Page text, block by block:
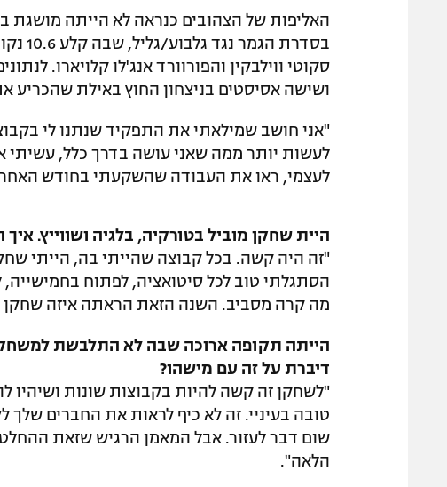
האליפות של הצהובים כנראה לא הייתה מושגת
ושישה אסיסטים בניצחון החוץ באילת
"אני חושב שמילאתי את התפקיד שנתנו לי
לעשות יותר ממה שאני עושה בדרך כלל, עשיתי
לעצמי, ראו את העבודה שהשקעתי בחודש
היית שחקן מוביל בטורקיה, בלגיה ושווייץ.
"זה היה קשה. בכל קבוצה שהייתי בה, הייתי
הסתגלתי טוב לכל סיטואציה, לפתוח
מה קרה מסביב. השנה הזאת הראתה איזה שחקן
הייתה תקופה ארוכה שבה לא התלבשת
דיברת על זה עם מישהו?
"לשחקן זה קשה להיות בקבוצות שונות ושיהיו
טובה בעיניי. זה לא כיף לראות את החברים שלך
שום דבר לעזור. אבל המאמן הרגיש שזאת
הלאה".